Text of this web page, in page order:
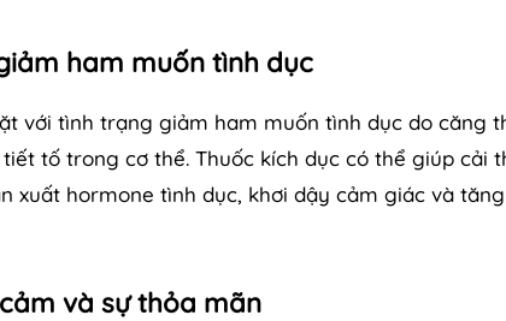
ham muốn tình dục
với tình trạng giảm ham muốn tình dục do căng
tố trong cơ thể. Thuốc kích dục có thể giúp cải
xuất hormone tình dục, khơi dậy cảm giác và
và sự thỏa mãn